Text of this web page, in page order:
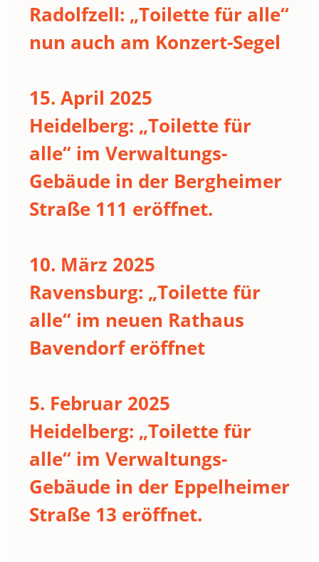
Radolfzell: „Toilette für alle“
nun auch am Konzert-Segel
15. April 2025
Heidelberg: „Toilette für
alle“ im Verwaltungs-
Gebäude in der Bergheimer
Straße 111 eröffnet.
10. März 2025
Ravensburg: „Toilette für
alle“ im neuen Rathaus
Bavendorf eröffnet
5. Februar 2025
Heidelberg: „Toilette für
alle“ im Verwaltungs-
Gebäude in der Eppelheimer
Straße 13 eröffnet.